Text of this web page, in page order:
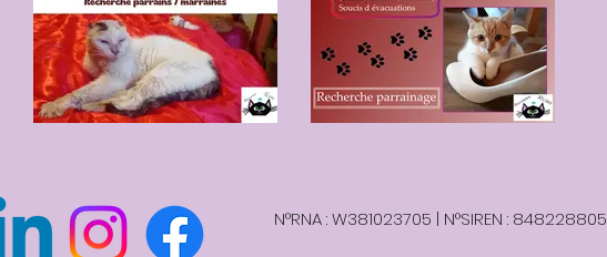
N°RNA : W381023705 | N°SIREN : 848228805